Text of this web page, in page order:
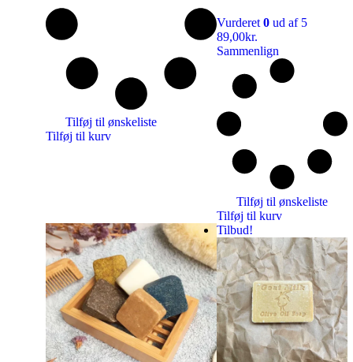
Tilføj til ønskeliste
Tilføj til kurv
Vurderet 0 ud af 5
89,00kr.
Sammenlign
Tilføj til ønskeliste
Tilføj til kurv
Tilbud!